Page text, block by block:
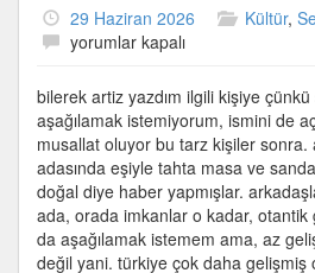
29 Haziran 2026 Kültür,
Artiz
Yunan
Adasında
tahta
sandalyeye
oturması
için
yorumlar kapalı
bilerek artiz yazdım ilgili kişiye çünkü
aşağılamak istemiyorum, ismini de
musallat oluyor bu tarz kişiler sonra.
adasında eşiyle tahta masa ve
doğal diye haber yapmışlar.
ada, orada imkanlar o kadar, otantik
da aşağılamak istemem ama, az
değil yani. türkiye çok daha